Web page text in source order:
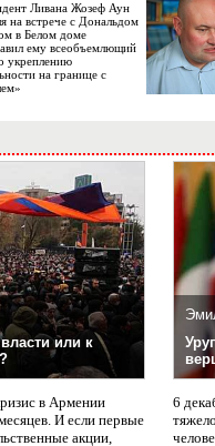
Ливана Жозеф Аун
на встрече с Дональдом
в Белом доме
ему всеобъемлющий
укреплению
на границе с
или к
в Армении
И если первые
акции,
6